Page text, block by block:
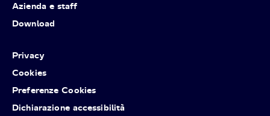
Azienda e staff
Download
Privacy
Cookies
Preferenze Cookies
Dichiarazione accessibilità